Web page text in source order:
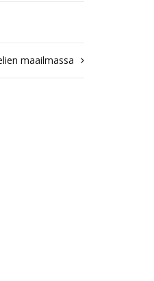
maailmassa